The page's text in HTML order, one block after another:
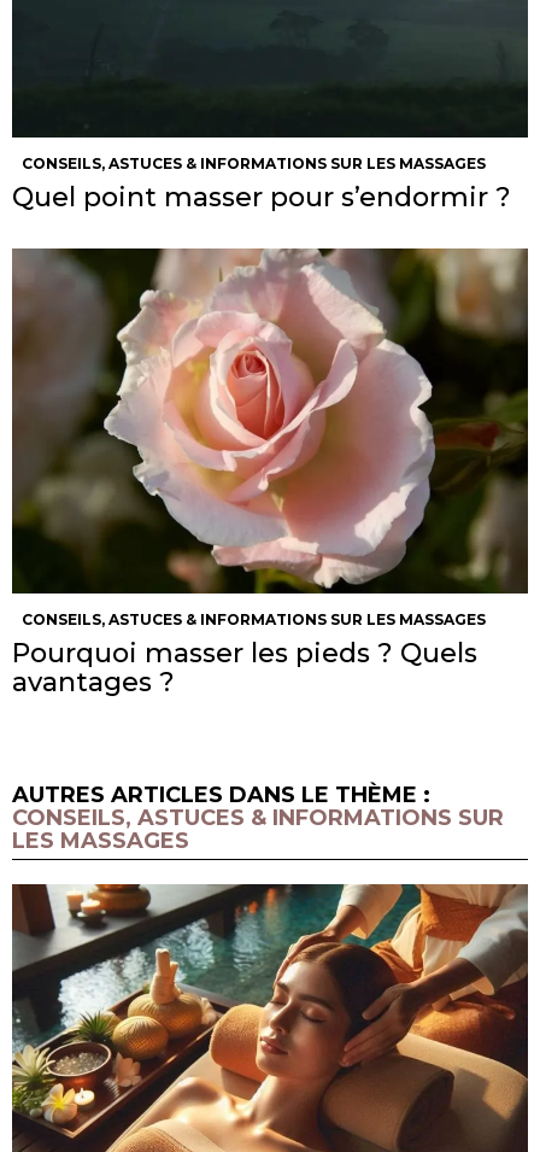
CONSEILS, ASTUCES & INFORMATIONS SUR LES MASSAGES
Quel point masser pour s’endormir ?
CONSEILS, ASTUCES & INFORMATIONS SUR LES MASSAGES
Pourquoi masser les pieds ? Quels
avantages ?
AUTRES ARTICLES DANS LE THÈME :
CONSEILS, ASTUCES & INFORMATIONS SUR
LES MASSAGES